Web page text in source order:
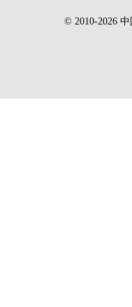
© 2010-2026